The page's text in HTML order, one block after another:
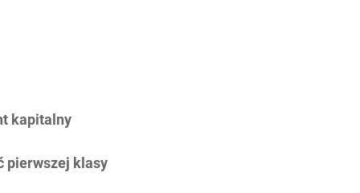
kapitalny
pierwszej klasy